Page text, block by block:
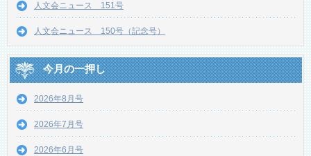
人文会ニュース 151号
人文会ニュース 150号（記念号）
今月の一押し
2026年8月号
2026年7月号
2026年6月号